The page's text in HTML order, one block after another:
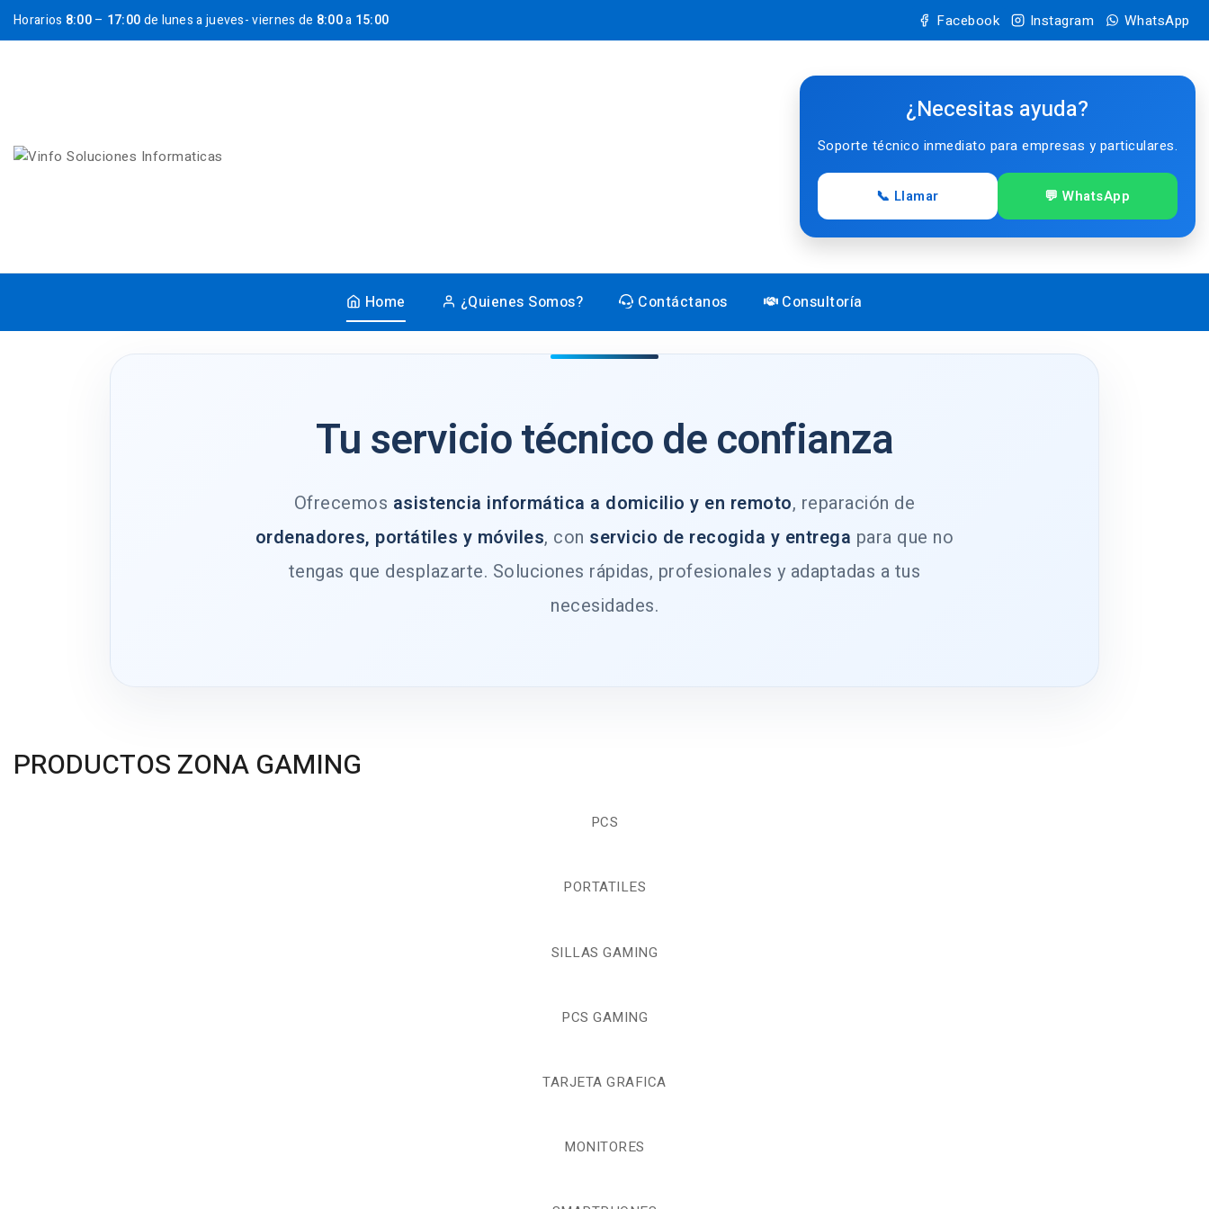
Horarios 8:00– 17:00de lunes a jueves- viernes de 8:00a 15:00 Facebook Instagram WhatsApp
¿Necesitas ayuda?
Soporte técnico inmediato para empresas y particulares.
📞 Llamar 💬 WhatsApp
Home ¿Quienes Somos? Contáctanos Consultoría
Tu servicio técnico de confianza
Ofrecemos asistencia informática a domicilio y en remoto, reparación de
ordenadores, portátiles y móviles, con servicio de recogida y entrega para que no
tengas que desplazarte. Soluciones rápidas, profesionales y adaptadas a tus
necesidades.
PRODUCTOS ZONA GAMING
PCS
PORTATILES
SILLAS GAMING
PCS GAMING
TARJETA GRAFICA
MONITORES